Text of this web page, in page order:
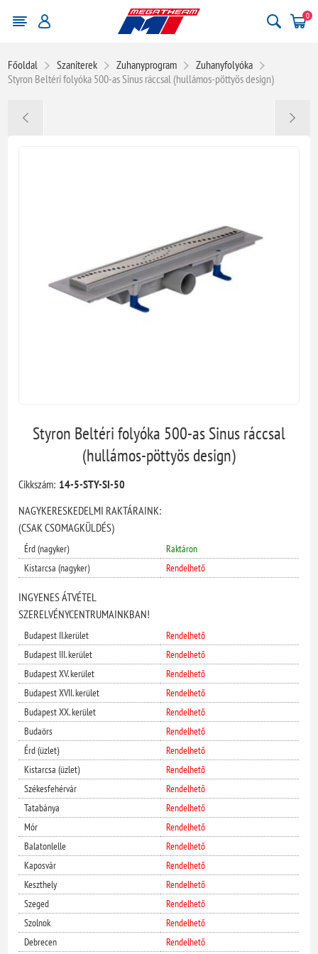
0
Főoldal Szaniterek Zuhanyprogram
Zuhanyfolyóka
Styron Beltéri folyóka 500-as Sinus ráccsal (hullámos-pöttyös design)
Styron Beltéri folyóka 500-as Sinus ráccsal
(hullámos-pöttyös design)
Cikkszám: 14-5-STY-SI-50
NAGYKERESKEDELMI RAKTÁRAINK:
(CSAK CSOMAGKÜLDÉS)
Érd (nagyker)
Raktáron
Kistarcsa (nagyker)
Rendelhető
INGYENES ÁTVÉTEL
SZERELVÉNYCENTRUMAINKBAN!
Budapest II.kerület
Rendelhető
Budapest III. kerület
Rendelhető
Budapest XV. kerület
Rendelhető
Budapest XVII. kerület
Rendelhető
Budapest XX. kerület
Rendelhető
Budaörs
Rendelhető
Érd (üzlet)
Rendelhető
Kistarcsa (üzlet)
Rendelhető
Székesfehérvár
Rendelhető
Tatabánya
Rendelhető
Mór
Rendelhető
Balatonlelle
Rendelhető
Kaposvár
Rendelhető
Keszthely
Rendelhető
Szeged
Rendelhető
Szolnok
Rendelhető
Debrecen
Rendelhető